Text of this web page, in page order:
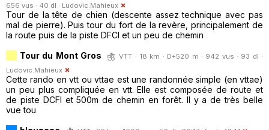
656 vus · 40 dl · Ludovic.Mahieux
Tour de la tête de chien (descente assez technique avec pas
mal de pierre). Puis tour du fort de la revère, principalement de
la route puis de la piste DFCI et un peu de chemin
Tour du Mont Gros
VTT · 18 km · D+520 m · 942 vus · 93 dl ·
Ludovic.Mahieux
Cette rando en vtt ou vttae est une randonnée simple (en vttae)
un peu plus compliquée en vtt. Elle est composée de route et
de piste DCFI et 500m de chemin en forêt. Il y a de très belle
vue tou